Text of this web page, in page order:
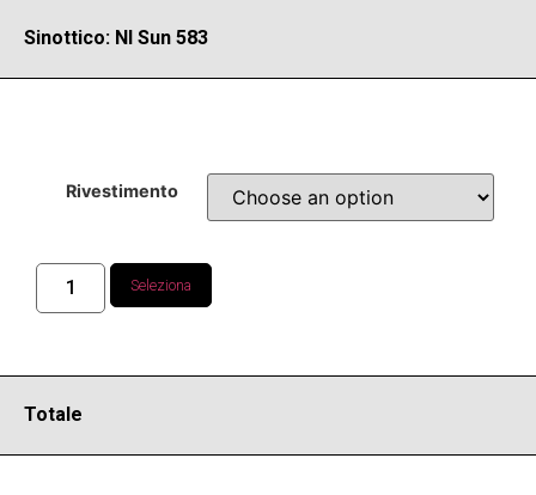
Sinottico: NI Sun 583
Rivestimento
Seleziona
Totale